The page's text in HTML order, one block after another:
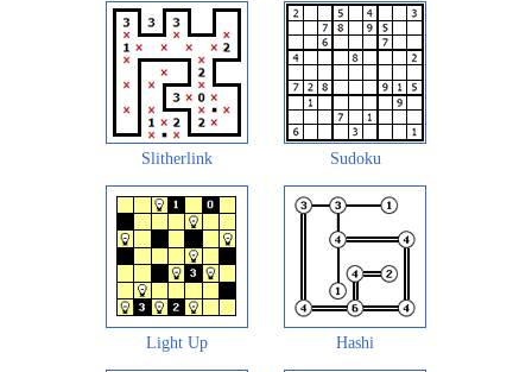
Slitherlink Sudoku
Light Up Hashi